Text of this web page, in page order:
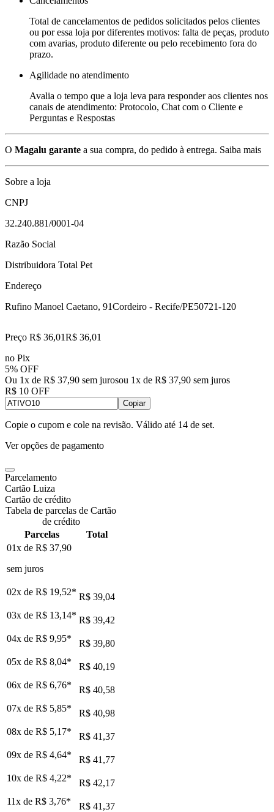
Total de cancelamentos de pedidos solicitados pelos clientes
ou por essa loja por diferentes motivos: falta de peças, produto
com avarias, produto diferente ou pelo recebimento fora do
prazo.
Agilidade no atendimento
Avalia o tempo que a loja leva para responder aos clientes nos
canais de atendimento: Protocolo, Chat com o Cliente e
Perguntas e Respostas
O Magalu garante a sua compra, do pedido à entrega. Saiba mais
Sobre a loja
CNPJ
32.240.881/0001-04
Razão Social
Distribuidora Total Pet
Endereço
Rufino Manoel Caetano, 91Cordeiro - Recife/PE50721-120
Preço R$ 36,01R$ 36,01
no Pix
5% OFF
Ou 1x de R$ 37,90 sem jurosou 1x de R$ 37,90 sem juros
R$ 10 OFF
Copiar
Copie o cupom e cole na revisão. Válido até 14 de set.
Ver opções de pagamento
Parcelamento
Cartão Luiza
Cartão de crédito
Tabela de parcelas de Cartão
de crédito
Parcelas
Total
01x de R$ 37,90
sem juros
02x de R$ 19,52* R$ 39,04
03x de R$ 13,14* R$ 39,42
04x de R$ 9,95*
R$ 39,80
05x de R$ 8,04*
R$ 40,19
06x de R$ 6,76*
R$ 40,58
07x de R$ 5,85*
R$ 40,98
08x de R$ 5,17*
R$ 41,37
09x de R$ 4,64*
R$ 41,77
10x de R$ 4,22*
R$ 42,17
11x de R$ 3,76*
R$ 41,37